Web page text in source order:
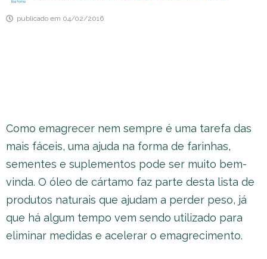
publicado em 04/02/2016
Como emagrecer nem sempre é uma tarefa das
mais fáceis, uma ajuda na forma de farinhas,
sementes e suplementos pode ser muito bem-
vinda. O óleo de cártamo faz parte desta lista de
produtos naturais que ajudam a perder peso, já
que há algum tempo vem sendo utilizado para
eliminar medidas e acelerar o emagrecimento.